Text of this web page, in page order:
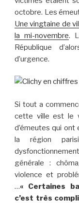
octobre. Les
Une vingtaine de
la mi-novembre.
République
d’urgence.
Si tout a
cette ville est le
d’émeutes qui ont
la région
générale :
violence et
…«
Certaines
c’est très